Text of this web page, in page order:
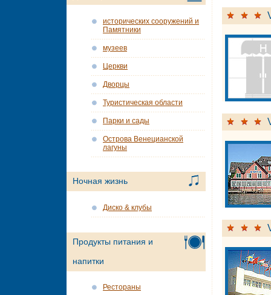
исторических сооружений и
Памятники
музеев
Церкви
Дворцы
Туристическая области
Парки и сады
Острова Венецианской
лагуны
Ночная жизнь
Диско & клубы
Продукты питания и
напитки
Рестораны